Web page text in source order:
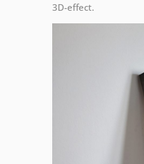
3D-effect.